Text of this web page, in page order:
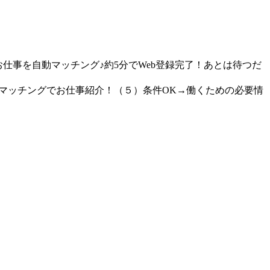
事を自動マッチング♪約5分でWeb登録完了！あとは待つだ
ッチングでお仕事紹介！（５）条件OK→働くための必要情